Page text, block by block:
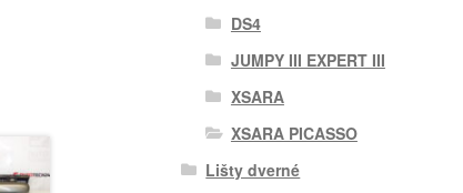
DS4
JUMPY III EXPERT III
XSARA
XSARA PICASSO
Lišty dverné